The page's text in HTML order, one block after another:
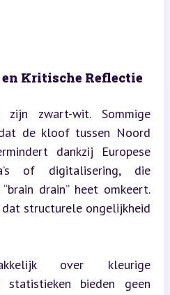
Kritische Reflectie
zwart-wit. Sommige
de kloof tussen Noord
dankzij Europese
of digitalisering, die
drain” heet omkeert.
structurele ongelijkheid
over kleurige
statistieken bieden geen